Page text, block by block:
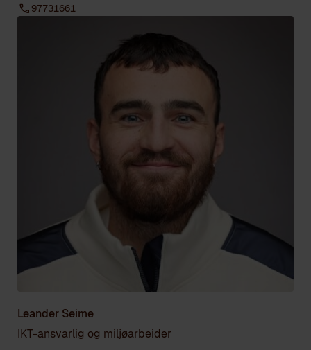
97731661
Leander Seime
IKT-ansvarlig og miljøarbeider